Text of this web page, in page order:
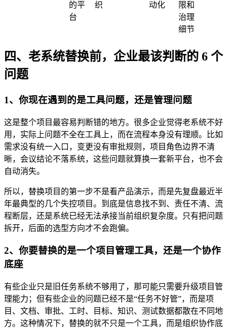
的平
台
织
动化
限和
治理
细节
四、老系统替换前，企业最该判断的 6 个
问题
1、你现在遇到的是工具问题，还是管理问题
这是整个项目最容易判断错的地方。很多企业觉得老系统不好
用，实际上问题不全在工具上，而在流程本身没有理顺。比如
需求没有统一入口，变更没有审批规则，项目角色边界不清
晰，会议结论不落系统，这些问题就算换一套新平台，也不会
自动消失。
所以，替换项目的第一步不是看产品演示，而是先复盘最近半
年最典型的几个失控项目。到底是信息找不到、责任不清、流
程断层，还是系统已经无法承接当前组织复杂度。只有把问题
拆开，后面的选型方向才不会跑偏。
2、你要替换的是一个项目管理工具，还是一个协作
底座
有些企业只是旧任务系统不够用了，那可能只需要升级项目管
理能力；但有些企业的问题已经不是“任务不好管”，而是项
目、文档、审批、工时、目标、知识、测试数据都散在不同地
方。这种情况下，替换的就不只是一个工具，而是组织协作底